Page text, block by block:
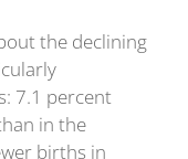
the declining
7.1 percent
in the
births in